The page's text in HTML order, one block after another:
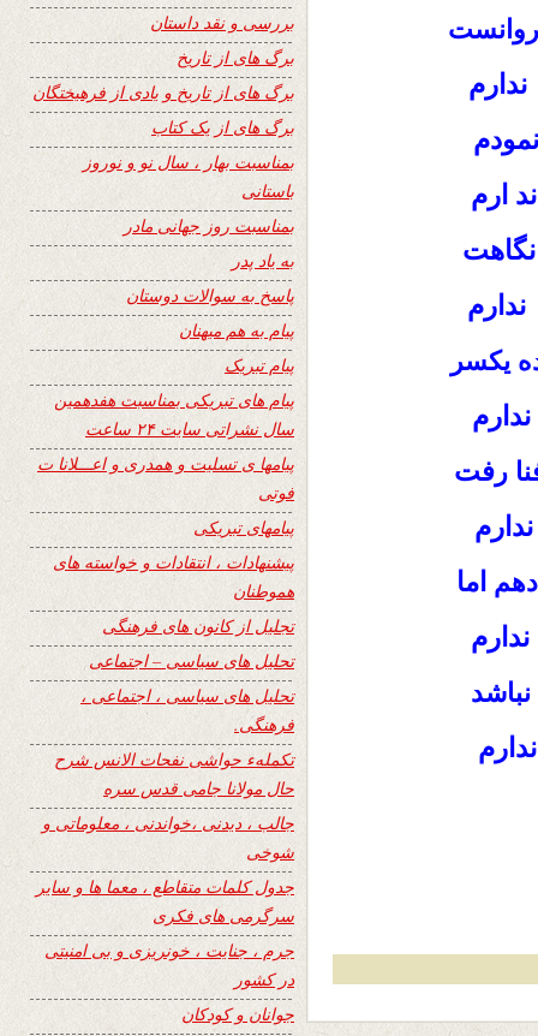
ارم
یکسر
رفت
اما
نباشد
بررسی و نقد داستان
برگ های از تاریخ
برگ های از تاریخ و یادی از فرهیختگان
برگ های از یک کتاب
بمناسبت بهار ، سال نو و نوروز
باستانی
بمناسبت روز جهانی مادر
به یاد پدر
پاسخ به سوالات دوستان
پیام به هم میهنان
پیام تبریک
پیام های تبریکی بمناسبت هفدهمین
سال نشراتی سایت ۲۴ ساعت
پیامها ی تسلیت و همدری و اعـــلانا ت
فوتی
پیامهای تبریکی
پیشنهادات ، انتقادات و خواسته های
هموطنان
تجلیل از کانون های فرهنگی
تحلیل های سیاسی – اجتماعی
تحلیل های سیاسی ، اجتماعی ،
فرهنگی.
تکملهء حواشی نفحات الانس شرح
حال مولانا جامی قدس سره
جالب ، دیدنی ،خواندنی ، معلوماتی و
شوخی
جدول کلمات متقاطع ، معما ها و سایر
سرگرمی های فکری
جرم ، جنایت ، خونریزی و بی امنیتی
در کشور
جوانان و کودکان